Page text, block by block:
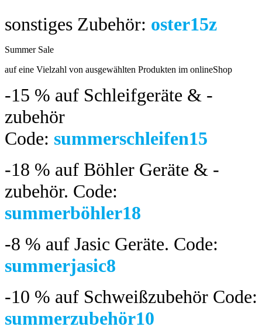
sonstiges Zubehör: oster15z
Summer Sale
auf eine Vielzahl von ausgewählten Produkten im onlineShop
-15 % auf Schleifgeräte & -
zubehör
Code: summerschleifen15
-18 % auf Böhler Geräte & -
zubehör. Code:
summerböhler18
-8 % auf Jasic Geräte. Code:
summerjasic8
-10 % auf Schweißzubehör Code:
summerzubehör10